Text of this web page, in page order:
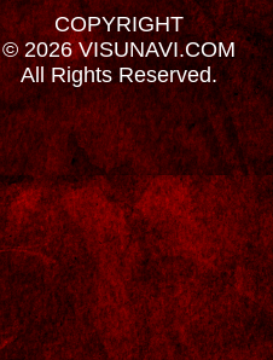
COPYRIGHT
© 2026 VISUNAVI.COM
All Rights Reserved.